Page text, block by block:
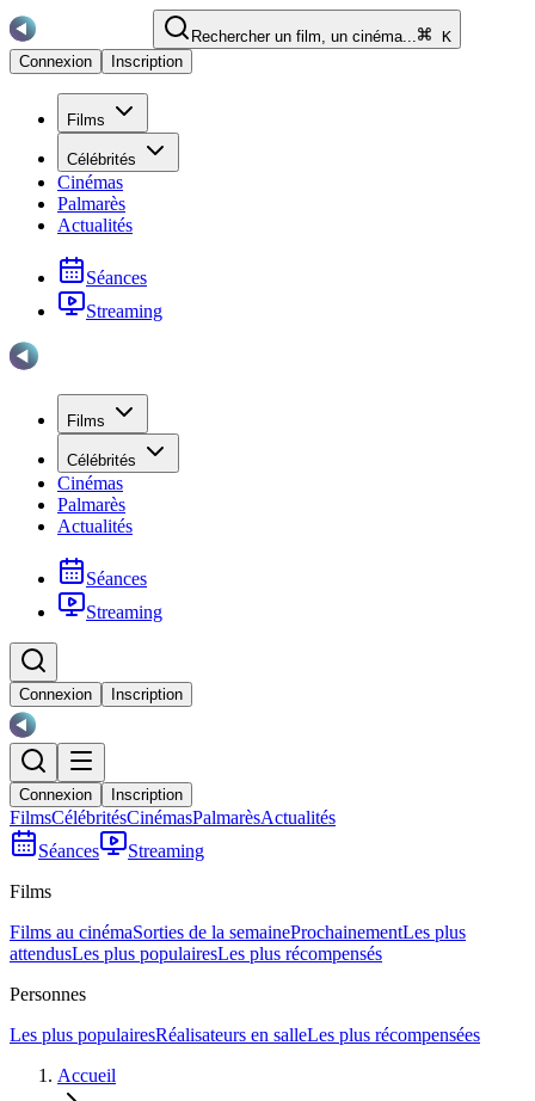
Rechercher un film, un cinéma...
K
Connexion
Inscription
Films
Célébrités
Cinémas
Palmarès
Actualités
Séances
Streaming
Films
Célébrités
Cinémas
Palmarès
Actualités
Séances
Streaming
Connexion Inscription
Connexion Inscription
FilmsCélébritésCinémasPalmarèsActualités
Séances
Streaming
Films
Films au cinémaSorties de la semaineProchainementLes plus
attendusLes plus populairesLes plus récompensés
Personnes
Les plus populairesRéalisateurs en salleLes plus récompensées
Accueil